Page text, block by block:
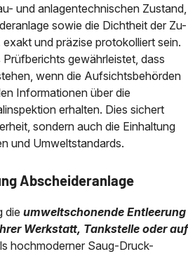
und anlagentechnischen Zustand,
sowie die Dichtheit der Zu-
und präzise protokolliert sein.
gewährleistet, dass
wenn die Aufsichtsbehörden
Informationen über die
erhalten. Dies sichert
sondern auch die Einhaltung
und Umweltstandards.
Abscheideranlage
die umweltschonende Entleerung
Werkstatt, Tankstelle oder auf
hochmoderner Saug-Druck-